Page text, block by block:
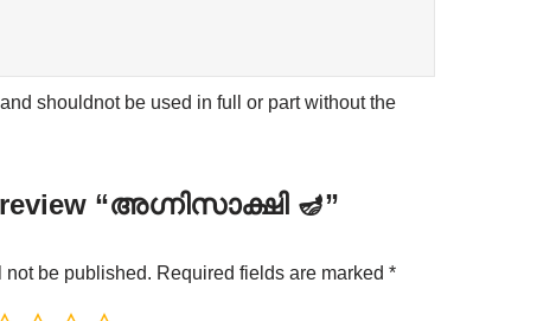
shouldnot be used in full or part without the
“അഗ്നിസാക്ഷി 🪔”
not be published. Required fields are marked *